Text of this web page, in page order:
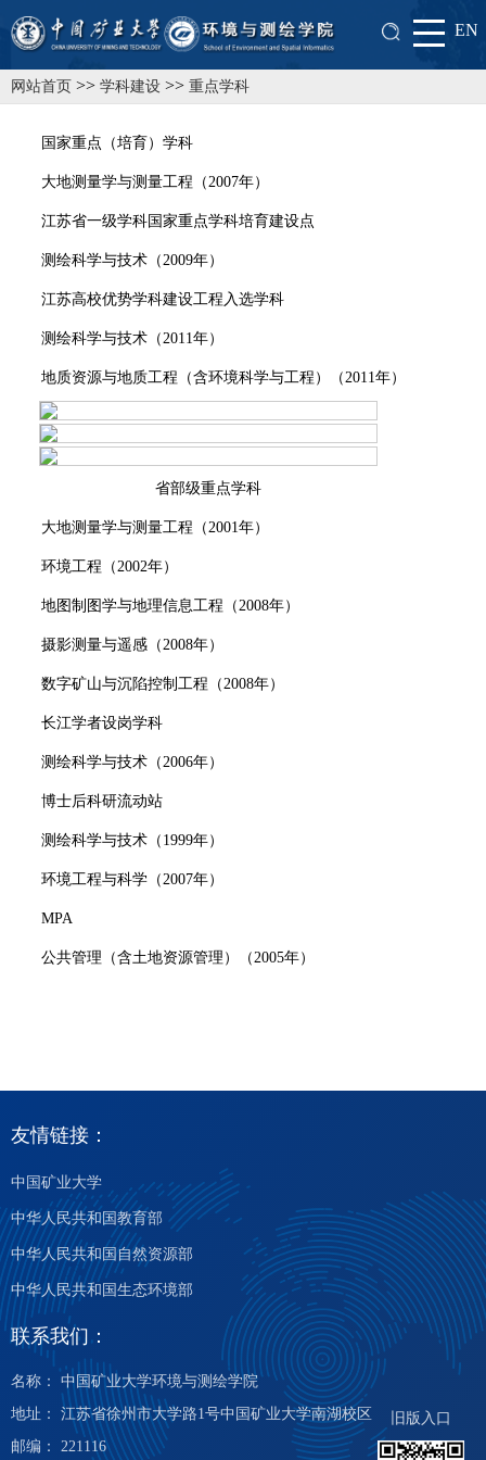
EN
网站首页 >> 学科建设 >> 重点学科
国家重点（培育）学科
大地测量学与测量工程（ 2007年）
江苏省一级学科国家重点学科培育建设点
测绘科学与技术（ 2009年）
江苏高校优势学科建设工程入选学科
测绘科学与技术（ 2011年）
地质资源与地质工程（含环境科学与工程）（ 2011年）
省部级重点学科
大地测量学与测量工程（ 2001年）
环境工程（ 2002年）
地图制图学与地理信息工程（ 2008年）
摄影测量与遥感（ 2008年）
数字矿山与沉陷控制工程（ 2008年）
长江学者设岗学科
测绘科学与技术（ 2006年）
博士后科研流动站
测绘科学与技术（ 1999年）
环境工程与科学（ 2007年）
MPA
公共管理（含土地资源管理）（ 2005年）
友情链接：
中国矿业大学
中华人民共和国教育部
中华人民共和国自然资源部
中华人民共和国生态环境部
联系我们：
名称： 中国矿业大学环境与测绘学院
地址： 江苏省徐州市大学路1号中国矿业大学南湖校区
邮编： 221116
旧版入口